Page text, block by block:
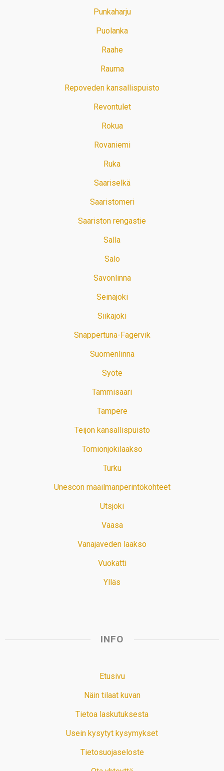
Punkaharju
Puolanka
Raahe
Rauma
Repoveden kansallispuisto
Revontulet
Rokua
Rovaniemi
Ruka
Saariselkä
Saaristomeri
Saariston rengastie
Salla
Salo
Savonlinna
Seinäjoki
Siikajoki
Snappertuna-Fagervik
Suomenlinna
Syöte
Tammisaari
Tampere
Teijon kansallispuisto
Tornionjokilaakso
Turku
Unescon maailmanperintökohteet
Utsjoki
Vaasa
Vanajaveden laakso
Vuokatti
Ylläs
INFO
Etusivu
Näin tilaat kuvan
Tietoa laskutuksesta
Usein kysytyt kysymykset
Tietosuojaseloste